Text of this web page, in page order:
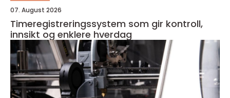
07. August 2026
Timeregistreringssystem som gir kontroll,
innsikt og enklere hverdag